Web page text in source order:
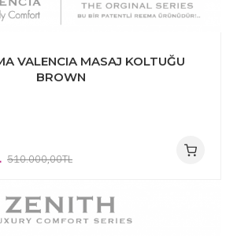
VALENCIA MASAJ KOLTUĞU
BROWN
510.000,00TL